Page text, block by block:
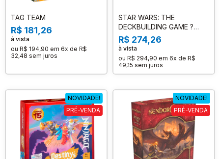
TAG TEAM
R$ 181,26
à vista
ou R$ 194,90 em 6x de R$
32,48 sem juros
STAR WARS: THE
DECKBUILDING GAME ?
REFORÇOS REBELDES E
IMPERIAIS (EXPANSÃO)
R$ 274,26
à vista
ou R$ 294,90 em 6x de R$
49,15 sem juros
NOVIDADE!
PRÉ-VENDA
NOVIDADE!
PRÉ-VENDA